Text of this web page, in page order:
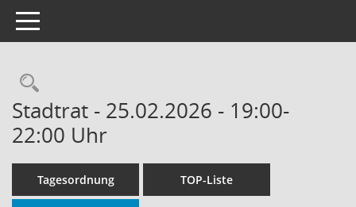
Toggle navigation
Rechercheauswahl
Stadtrat - 25.02.2026 - 19:00-
22:00 Uhr
Tagesordnung TOP-Liste